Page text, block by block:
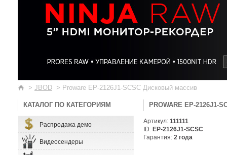
> JBOD > Proware EP-2126J1-SCSC Дисковый массив
КАТАЛОГ ПО КАТЕГОРИЯМ
Распродажа демо
Видеосендеры
PROWARE EP-
Артикул: 111111
ID: EP-2126J1-SCSC
Гарантия: 2 года